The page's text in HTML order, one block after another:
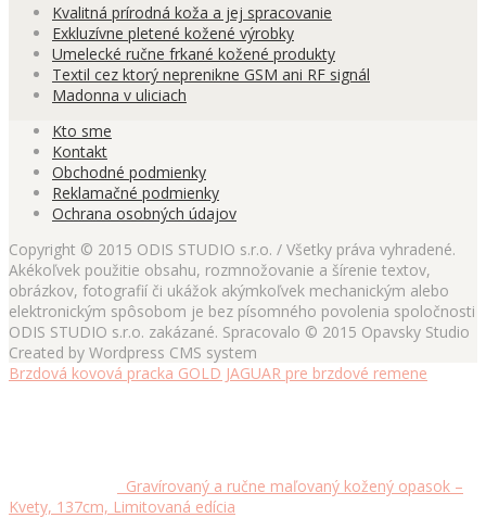
Kvalitná prírodná koža a jej spracovanie
Exkluzívne pletené kožené výrobky
Umelecké ručne frkané kožené produkty
Textil cez ktorý neprenikne GSM ani RF signál
Madonna v uliciach
Kto sme
Kontakt
Obchodné podmienky
Reklamačné podmienky
Ochrana osobných údajov
Copyright © 2015 ODIS STUDIO s.r.o. / Všetky práva vyhradené.
Akékoľvek použitie obsahu, rozmnožovanie a šírenie textov,
obrázkov, fotografií či ukážok akýmkoľvek mechanickým alebo
elektronickým spôsobom je bez písomného povolenia spoločnosti
ODIS STUDIO s.r.o. zakázané. Spracovalo © 2015 Opavsky Studio
Created by Wordpress CMS system
Brzdová kovová pracka GOLD JAGUAR pre brzdové remene
Gravírovaný a ručne maľovaný kožený opasok –
Kvety, 137cm, Limitovaná edícia